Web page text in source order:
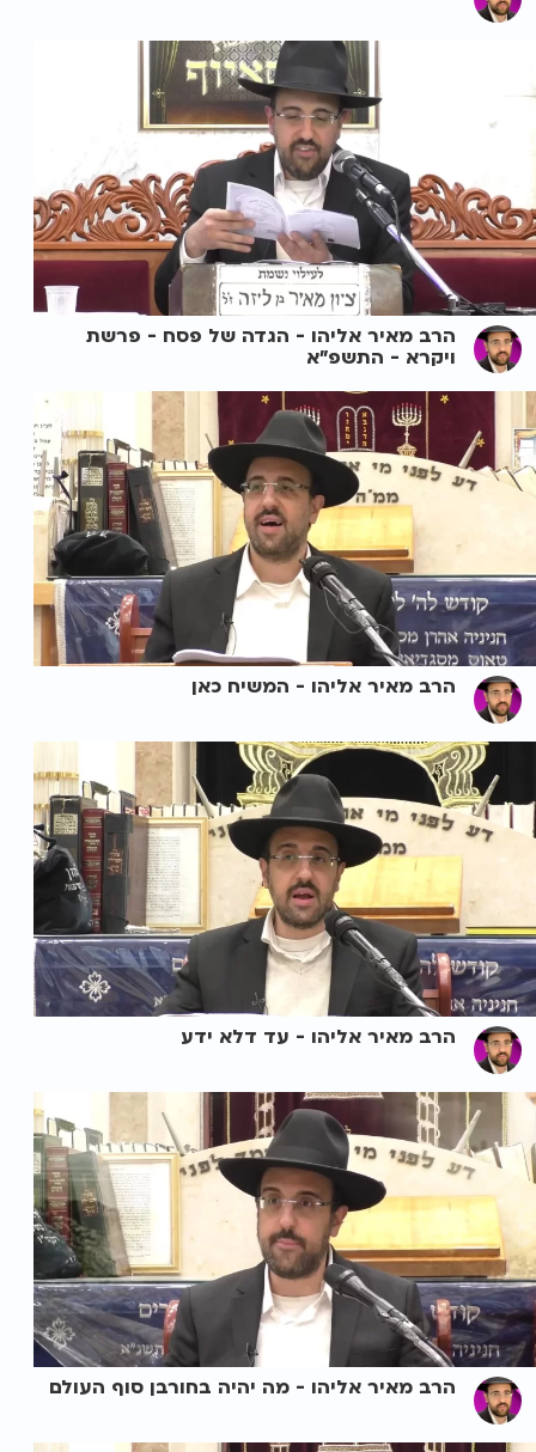
הרב מאיר אליהו - הגדה של פסח - פרשת
ויקרא - התשפ"א
הרב מאיר אליהו - המשיח כאן
הרב מאיר אליהו - עד דלא ידע
הרב מאיר אליהו - מה יהיה בחורבן סוף העולם